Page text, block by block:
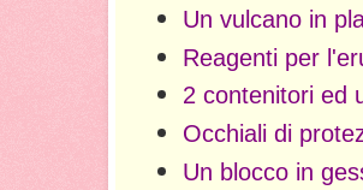
Un vulcano in
Reagenti per
2 contenitori ed
Occhiali di
Un blocco in